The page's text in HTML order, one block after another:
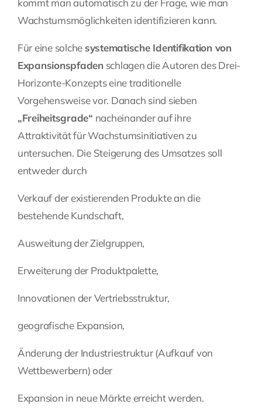
kommt man automatisch zu der Frage, wie man
Wachstumsmöglichkeiten identifizieren kann.
Für eine solche systematische Identifikation von
Expansionspfaden schlagen die Autoren des Drei-
Horizonte-Konzepts eine traditionelle
Vorgehensweise vor. Danach sind sieben
„Freiheitsgrade“ nacheinander auf ihre
Attraktivität für Wachstumsinitiativen zu
untersuchen. Die Steigerung des Umsatzes soll
entweder durch
Verkauf der existierenden Produkte an die
bestehende Kundschaft,
Ausweitung der Zielgruppen,
Erweiterung der Produktpalette,
Innovationen der Vertriebsstruktur,
geografische Expansion,
Änderung der Industriestruktur (Aufkauf von
Wettbewerbern) oder
Expansion in neue Märkte erreicht werden.